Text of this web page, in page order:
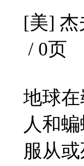
[美] 杰
/ 0页
地球
人和
服从